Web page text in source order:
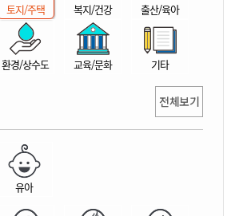
산
토지/주택 복지/건강 출산/육아
환경/상수도 교육/문화 기타
전체보기
유아